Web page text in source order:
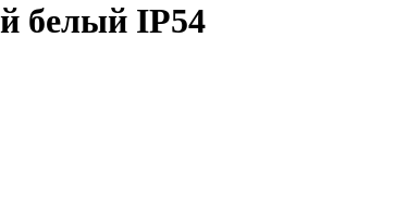
белый IP54